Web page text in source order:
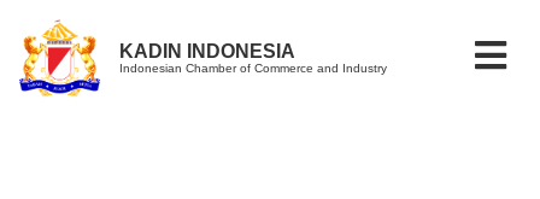
KADIN INDONESIA
Indonesian Chamber of Commerce and Industry